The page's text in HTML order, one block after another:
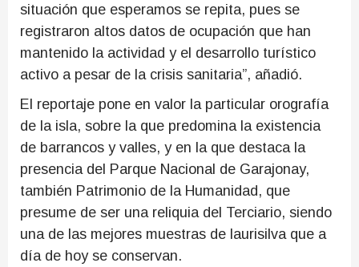
situación que esperamos se repita, pues se
registraron altos datos de ocupación que han
mantenido la actividad y el desarrollo turístico
activo a pesar de la crisis sanitaria”, añadió.
El reportaje pone en valor la particular orografía
de la isla, sobre la que predomina la existencia
de barrancos y valles, y en la que destaca la
presencia del Parque Nacional de Garajonay,
también Patrimonio de la Humanidad, que
presume de ser una reliquia del Terciario, siendo
una de las mejores muestras de laurisilva que a
día de hoy se conservan.